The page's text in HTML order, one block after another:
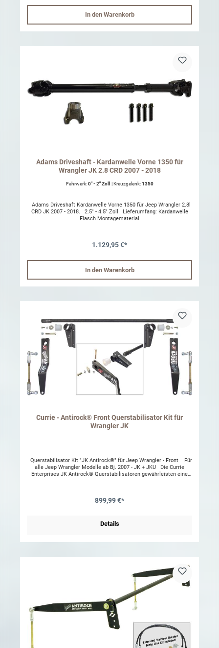
In den Warenkorb
Adams Driveshaft - Kardanwelle Vorne 1350 für
Wrangler JK 2.8 CRD 2007 - 2018
Fahrwerk:0" - 2" Zoll | Kreuzgelenk:1350
Adams Driveshaft Kardanwelle Vorne 1350 für Jeep Wrangler 2.8l
CRD JK 2007 - 2018. 2.5" - 4.5" Zoll Lieferumfang: Kardanwelle
Flasch Montagematerial
1.129,95 €*
In den Warenkorb
Currie - Antirock® Front Querstabilisator Kit für
Wrangler JK
Querstabilisator Kit "JK Antirock®" für Jeep Wrangler - Front Für
alle Jeep Wrangler Modelle ab Bj. 2007 - JK + JKU Die Currie
Enterprises JK Antirock® Querstabilisatoren gewährleisten eine
Räder erhöhen die Querstabis die Traktion des Fahrzeugs. Die JK
im professionellen Offroad-Sport verwendet wird, sind diese Stabis
pulverbeschichteten Rahmenklammern, aller erforderlichen
Installationsbeschreibung. Die Stabis werden in bereits vorhanden
Achs-Gehäuse montiert. Achtung: Durch den Einbau dieser
Querstabis erhöht sich die Rollneigung Ihres Fahrzeugs.
899,99 €*
Details